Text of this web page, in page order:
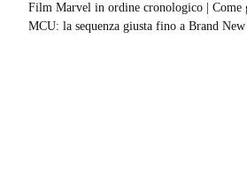
Film Marvel in ordine cronologico | Come
MCU: la sequenza giusta fino a Brand